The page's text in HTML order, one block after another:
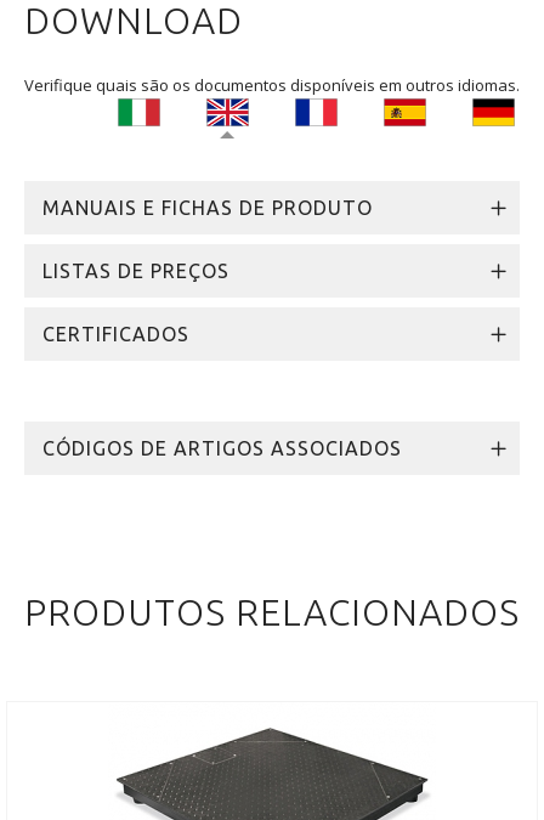
DOWNLOAD
Verifique quais são os documentos disponíveis em outros idiomas.
MANUAIS E FICHAS DE PRODUTO
LISTAS DE PREÇOS
CERTIFICADOS
CÓDIGOS DE ARTIGOS ASSOCIADOS
PRODUTOS RELACIONADOS